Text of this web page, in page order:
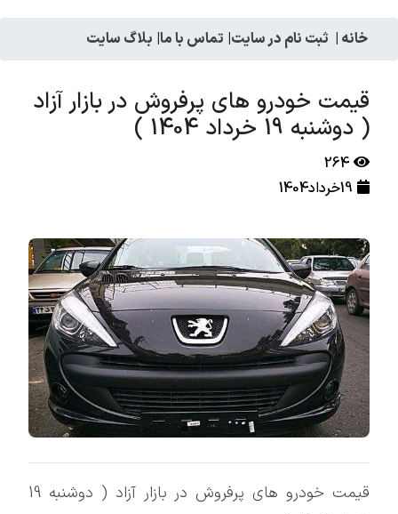
خانه | ثبت نام در سایت| تماس با ما| بلاگ سایت
قیمت خودرو های پرفروش در بازار آزاد
( دوشنبه 19 خرداد 1404 )
264
19خرداد1404
قیمت خودرو های پرفروش در بازار آزاد ( دوشنبه 19